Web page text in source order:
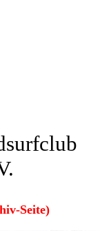
Seite)